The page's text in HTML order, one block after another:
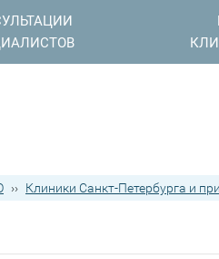
›› Клиники Санкт-Петербурга и